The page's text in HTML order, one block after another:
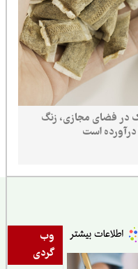
مجازی، زنگ
است
وب
گردی